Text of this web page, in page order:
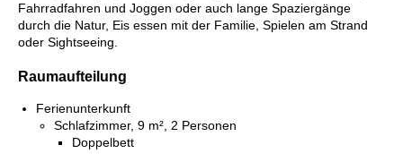
Fahrradfahren und Joggen oder auch lange Spaziergänge
durch die Natur, Eis essen mit der Familie, Spielen am Strand
oder Sightseeing.
Raumaufteilung
Ferienunterkunft
Schlafzimmer, 9 m², 2 Personen
Doppelbett